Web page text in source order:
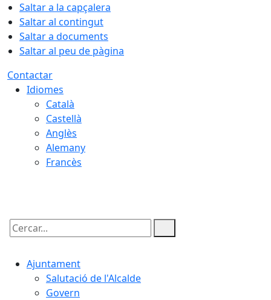
Saltar a la capçalera
Saltar al contingut
Saltar a documents
Saltar al peu de pàgina
Contactar
Idiomes
Català
Castellà
Anglès
Alemany
Francès
Cercar:
Ajuntament
Salutació de l'Alcalde
Govern